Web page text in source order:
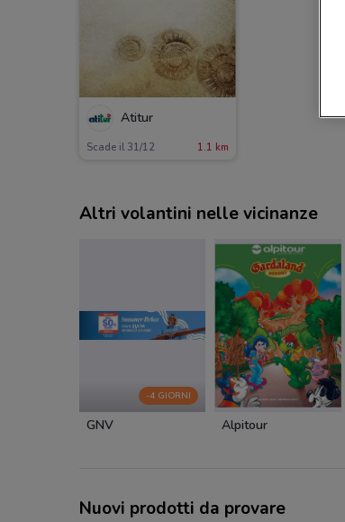
Atitur
Scade il 31/12 1.1 km
Altri volantini nelle vicinanze
-4 GIORNI
GNV Alpitour
Nuovi prodotti da provare